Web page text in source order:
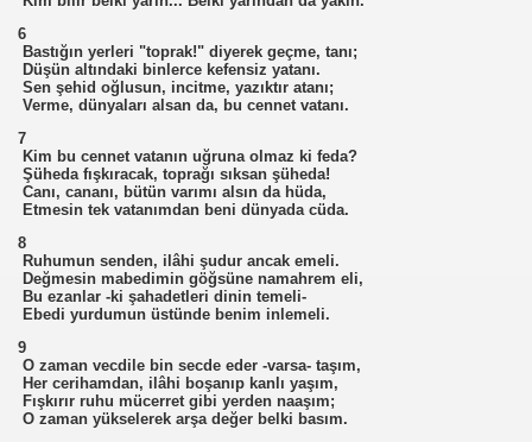
6
Bastığın yerleri "toprak!" diyerek geçme, tanı;
Düşün altındaki binlerce kefensiz yatanı.
Sen şehid oğlusun, incitme, yazıktır atanı;
Verme, dünyaları alsan da, bu cennet vatanı.
7
Kim bu cennet vatanın uğruna olmaz ki feda?
Şüheda fışkıracak, toprağı sıksan şüheda!
Canı, cananı, bütün varımı alsın da hüda,
Etmesin tek vatanımdan beni dünyada cüda.
8
Ruhumun senden, ilâhi şudur ancak emeli.
Değmesin mabedimin göğsüne namahrem eli,
Bu ezanlar -ki şahadetleri dinin temeli-
Ebedi yurdumun üstünde benim inlemeli.
9
O zaman vecdile bin secde eder -varsa- taşım,
Her cerihamdan, ilâhi boşanıp kanlı yaşım,
Fışkırır ruhu mücerret gibi yerden naaşım;
O zaman yükselerek arşa değer belki basım.